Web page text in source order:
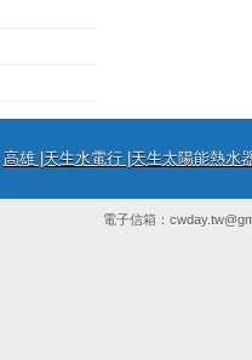
高雄 |天生水電行 |天生太陽能熱水
電子信箱：